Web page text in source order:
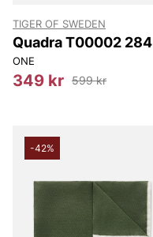
TIGER OF SWEDEN
Quadra T00002 284
ONE
349 kr 599 kr
-42%